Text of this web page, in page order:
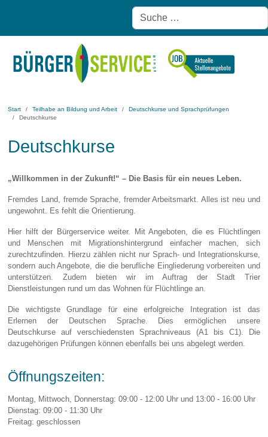
Start Teilhabe an Bildung und Arbeit
Deutschkurse und Sprachprüfungen
Deutschkurse
Deutschkurse
„Willkommen in der Zukunft!“ – Die Basis für ein neues Leben.
Fremdes Land, fremde Sprache, fremder Arbeitsmarkt. Alles ist neu und
ungewohnt. Es fehlt die Orientierung.
Hier hilft der Bürgerservice weiter. Mit Angeboten, die es Flüchtlingen
und Menschen mit Migrationshintergrund einfacher machen, sich
zurechtzufinden. Hierzu zählen nicht nur Sprach- und Integrationskurse,
sondern auch Angebote, die die berufliche Eingliederung vorbereiten und
unterstützen. Zudem bieten wir im Auftrag der Stadt Trier
Dienstleistungen rund um das Wohnen für Flüchtlinge an.
Die wichtigste Grundlage für eine erfolgreiche Integration ist das
Erlernen der Deutschen Sprache. Dies ermöglichen unsere
Deutschkurse auf verschiedensten Sprachniveaus (A1 bis C1). Die
dazugehörigen Prüfungen können ebenfalls bei uns abgelegt werden.
Öffnungszeiten:
Montag, Mittwoch, Donnerstag: 09:00 - 12:00 Uhr und 13:00 - 16:00 Uhr
Dienstag: 09:00 - 11:30 Uhr
Freitag: geschlossen